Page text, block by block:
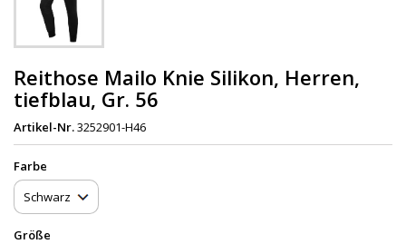
Reithose Mailo Knie Silikon, Herren,
tiefblau, Gr. 56
Artikel-Nr.3252901-H46
Farbe
Größe